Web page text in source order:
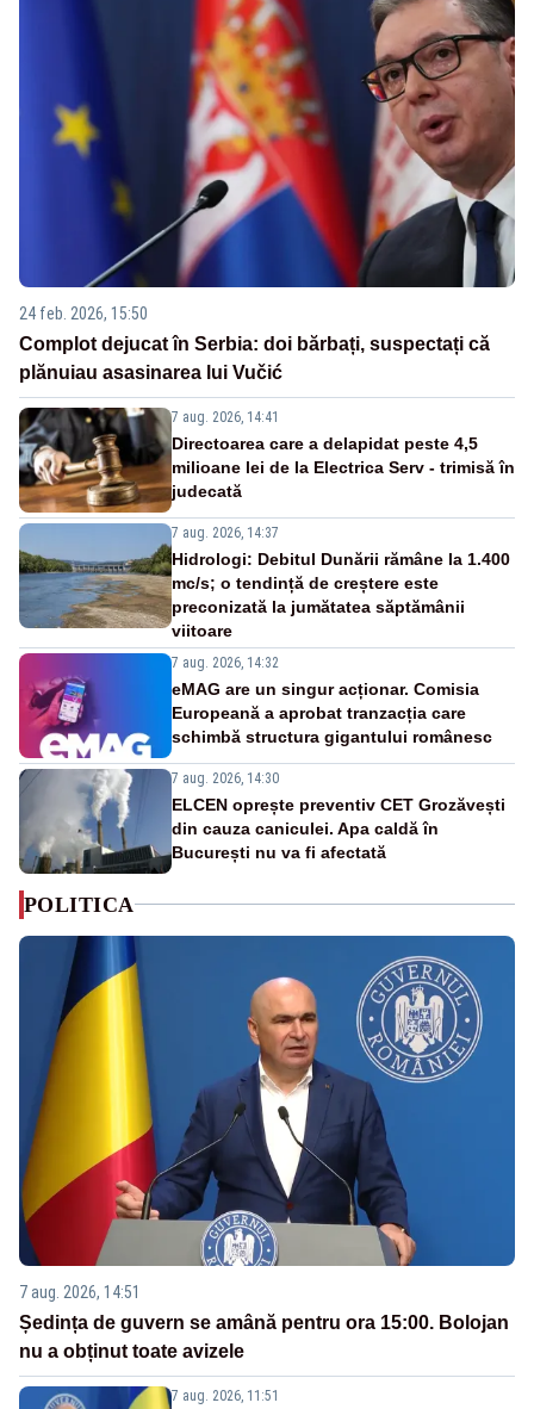
24 feb. 2026, 15:50
Complot dejucat în Serbia: doi bărbați, suspectați că
plănuiau asasinarea lui Vučić
7 aug. 2026, 14:41
Directoarea care a delapidat peste 4,5
milioane lei de la Electrica Serv - trimisă în
judecată
7 aug. 2026, 14:37
Hidrologi: Debitul Dunării rămâne la 1.400
mc/s; o tendință de creștere este
preconizată la jumătatea săptămânii
viitoare
7 aug. 2026, 14:32
eMAG are un singur acționar. Comisia
Europeană a aprobat tranzacția care
schimbă structura gigantului românesc
7 aug. 2026, 14:30
ELCEN oprește preventiv CET Grozăvești
din cauza caniculei. Apa caldă în
București nu va fi afectată
POLITICA
7 aug. 2026, 14:51
Ședința de guvern se amână pentru ora 15:00. Bolojan
nu a obținut toate avizele
7 aug. 2026, 11:51